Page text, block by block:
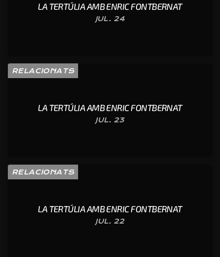
LA TERTÚLIA AMB ENRIC FONTBERNAT
JUL. 24
RELACIONATS
LA TERTÚLIA AMB ENRIC FONTBERNAT
JUL. 23
RELACIONATS
LA TERTÚLIA AMB ENRIC FONTBERNAT
JUL. 22